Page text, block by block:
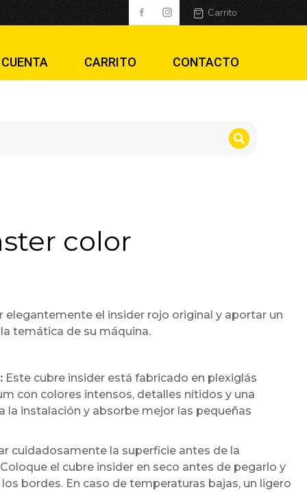
Carrito
CARRITO CONTACTO
color
elegantemente el insider rojo original y aportar un
temática de su máquina.
Este cubre insider está fabricado en plexiglás
con colores intensos, detalles nítidos y una
la instalación y absorbe mejor las pequeñas
cuidadosamente la superficie antes de la
el cubre insider en seco antes de pegarlo y
bordes. En caso de temperaturas bajas, un ligero